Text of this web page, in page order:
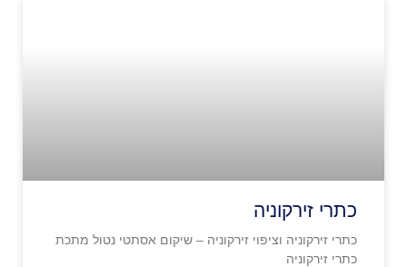
כתרי זירקוניה
כתרי זירקוניה וציפוי זירקוניה – שיקום אסתטי נטול מתכת
כתרי זירקוניה